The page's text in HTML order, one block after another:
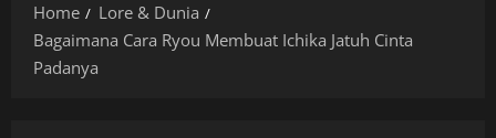
Home
Lore & Dunia
Bagaimana Cara Ryou Membuat Ichika Jatuh Cinta
Padanya